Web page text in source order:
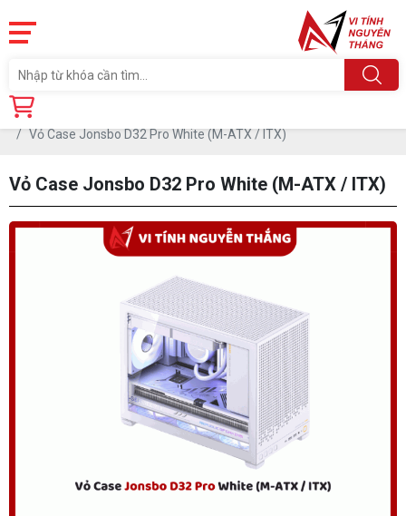
Trang chủ
Vỏ Case Jonsbo D32 Pro White (M-ATX / ITX)
Vỏ Case Jonsbo D32 Pro White (M-ATX / ITX)